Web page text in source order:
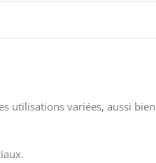
utilisations variées, aussi